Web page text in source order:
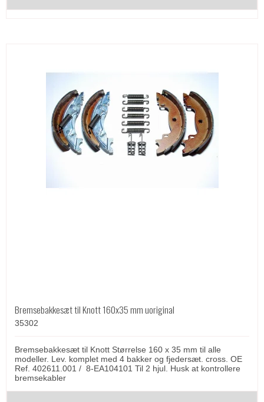
Bremsebakkesæt til Knott 160x35 mm uoriginal
35302
Bremsebakkesæt til Knott Størrelse 160 x 35 mm til alle
modeller. Lev. komplet med 4 bakker og fjedersæt. cross. OE
Ref. 402611.001 / 8-EA104101 Til 2 hjul. Husk at kontrollere
bremsekabler